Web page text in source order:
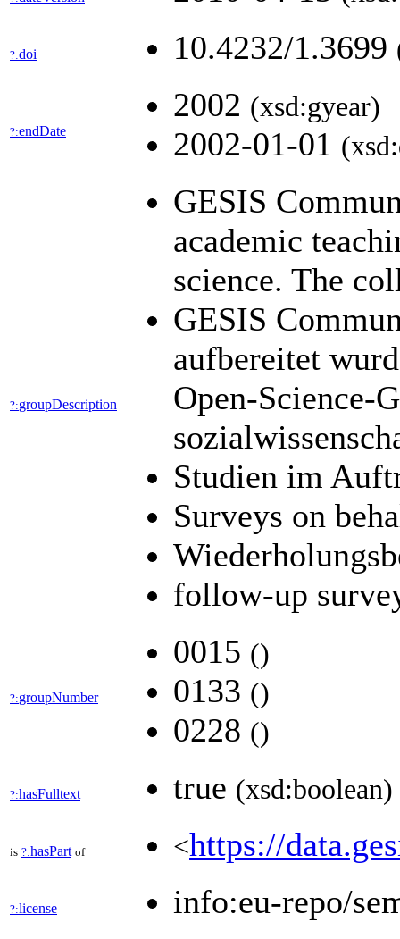
?:doi 10.4232/1.3699
?:endDate
2002 (xsd:gyear)
2002-01-01
?:groupDescription
GESIS
academic
science. The
GESIS
aufbereitet
Open-Science-
Studien im
Surveys on
follow-up
?:groupNumber
0015 ()
0133 ()
0228 ()
?:hasFulltext true (xsd:boolean)
is ?:hasPart of <https://
?:license info:eu-repo/